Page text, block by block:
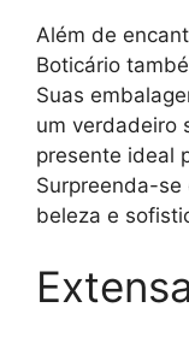
Além de
Boticário
Suas
um verdadeiro
presente ideal
Surpreenda-
beleza e